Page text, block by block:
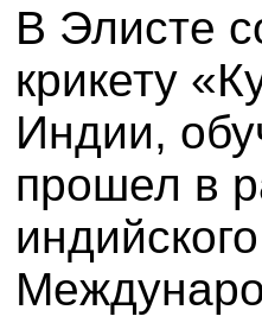
В Элисте
крикету
Индии,
прошел в